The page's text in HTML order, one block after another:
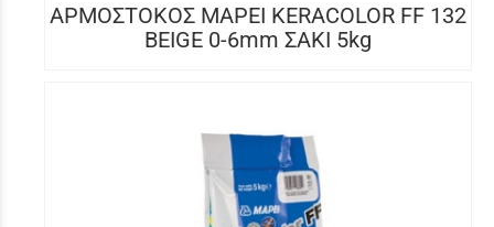
ΑΡΜΟΣΤΟΚΟΣ MAPEI KERACOLOR FF 132
BEIGE 0-6mm ΣΑΚΙ 5kg